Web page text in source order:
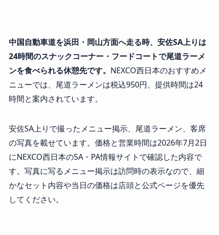
中国自動車道を浜田・岡山方面へ走る時、安佐SA上りは
24時間のスナックコーナー・フードコートで尾道ラーメ
ンを食べられる休憩先です。 NEXCO西日本のおすすめメ
ニューでは、尾道ラーメンは税込950円、提供時間は24
時間と案内されています。
安佐SA上りで撮ったメニュー掲示、尾道ラーメン、客席
の写真を載せています。価格と営業時間は2026年7月2日
にNEXCO西日本のSA・PA情報サイトで確認した内容で
す。写真に写るメニュー掲示は訪問時の表示なので、細
かなセット内容や当日の価格は店頭と公式ページを優先
してください。